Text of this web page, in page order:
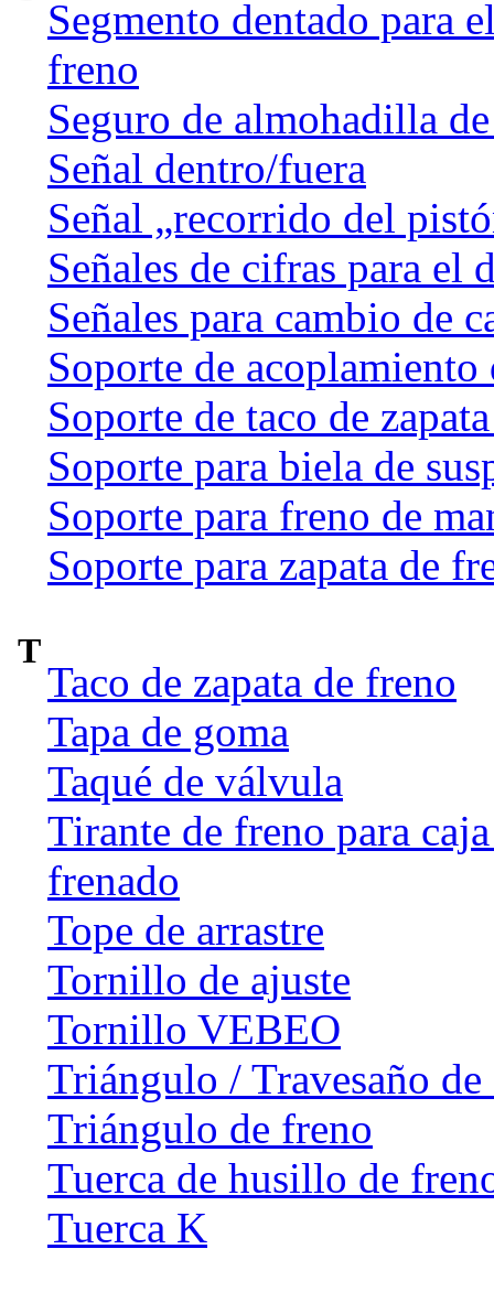
Segmento dentado para
freno
Seguro de almohadilla
Señal dentro/fuera
Señal „recorrido del
Señales de cifras para
Señales para cambio de
Soporte de acoplamiento
Soporte de taco de
Soporte para biela de
Soporte para freno de
Soporte para zapata de
T
Taco de zapata de freno
Tapa de goma
Taqué de válvula
Tirante de freno para
frenado
Tope de arrastre
Tornillo de ajuste
Tornillo VEBEO
Triángulo / Travesaño de
Triángulo de freno
Tuerca de husillo de
Tuerca K